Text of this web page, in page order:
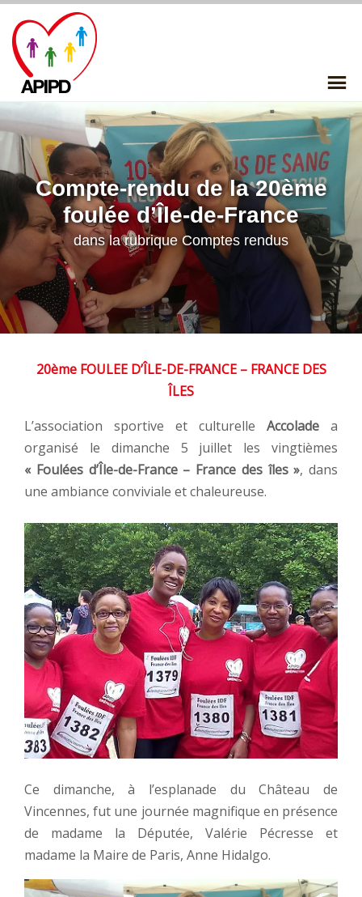
content
Compte-rendu de la 20ème
foulée d’Île-de-France
dans la rubriqueComptes rendus
20ème FOULEE D’ÎLE-DE-FRANCE – FRANCE DES
ÎLES
L’association sportive et culturelle Accolade a
organisé le dimanche 5 juillet les vingtièmes
« Foulées d’Île-de-France – France des îles », dans
une ambiance conviviale et chaleureuse.
Ce dimanche, à l’esplanade du Château de
Vincennes, fut une journée magnifique en présence
de madame la Députée, Valérie Pécresse et
madame la Maire de Paris, Anne Hidalgo.